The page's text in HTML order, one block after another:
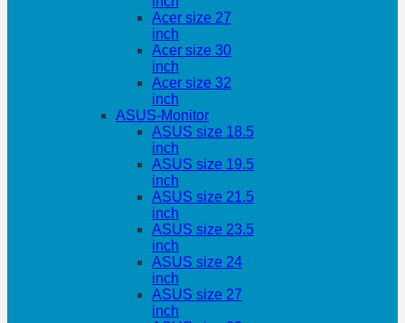
Acer size 27
inch
Acer size 30
inch
Acer size 32
inch
ASUS-Monitor
ASUS size 18.5
inch
ASUS size 19.5
inch
ASUS size 21.5
inch
ASUS size 23.5
inch
ASUS size 24
inch
ASUS size 27
inch